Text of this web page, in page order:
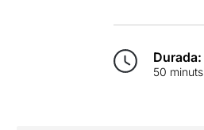
Durada:
50 minuts